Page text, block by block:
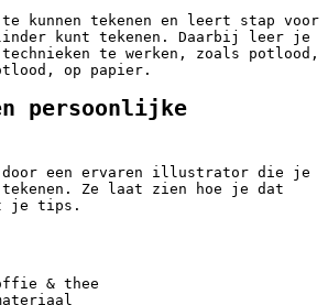
kunnen tekenen en leert stap voor
kunt tekenen. Daarbij leer je
te werken, zoals potlood,
op papier.
persoonlijke
door een ervaren illustrator die je
Ze laat zien hoe je dat
je tips.
& thee